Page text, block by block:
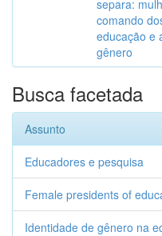
separa:
comando
educação e
gênero
Busca facetada
Assunto
Educadores e pesquisa
Female presidents of
Identidade de gênero na